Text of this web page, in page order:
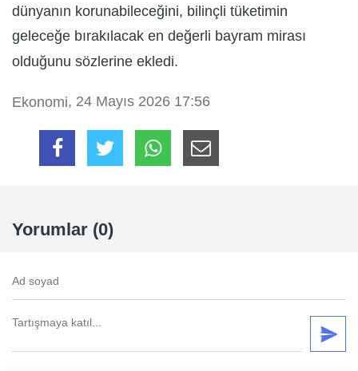
dünyanın korunabileceğini, bilinçli tüketimin
geleceğe bırakılacak en değerli bayram mirası
olduğunu sözlerine ekledi.
Ekonomi, 24 Mayıs 2026 17:56
Yorumlar (0)